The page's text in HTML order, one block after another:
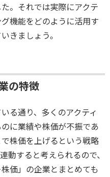
。それでは実際にアクテ
機能をどのように活用す
きましょう。
の特徴
る通り、多くのアクティ
に業績や株価が不振であ
株価を上げるという戦略
動すると考えられるので、
価」の企業とまとめても